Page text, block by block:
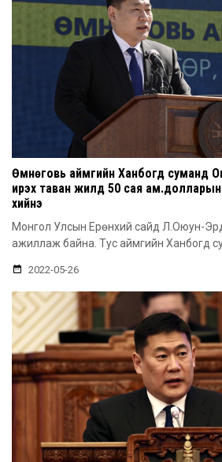
Өмнөговь аймгийн Ханбогд суманд
ирэх таван жилд 50 сая ам.долларын
хийнэ
Монгол Улсын Ерөнхий сайд Л.Оюун-
ажиллаж байна. Тус аймгийн Ханбогд
2022-05-26